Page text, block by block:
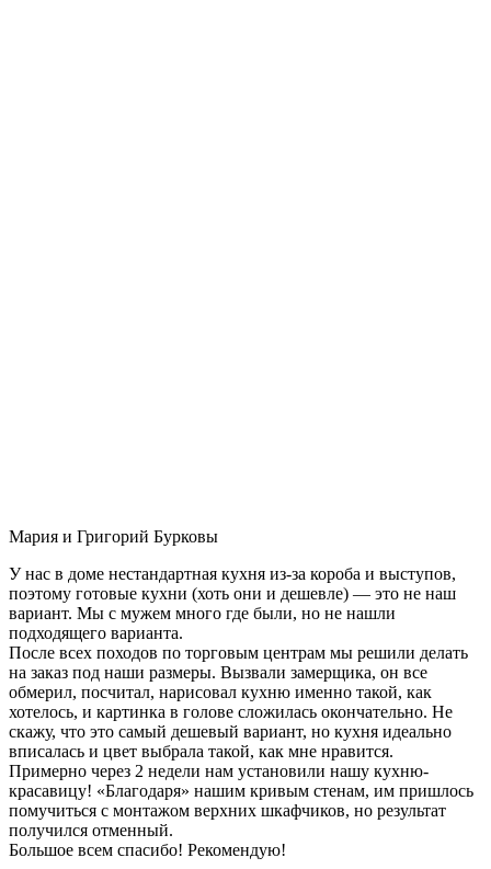
Мария и Григорий Бурковы
У нас в доме нестандартная кухня из-за короба и выступов,
поэтому готовые кухни (хоть они и дешевле) — это не наш
вариант. Мы с мужем много где были, но не нашли
подходящего варианта.
После всех походов по торговым центрам мы решили делать
на заказ под наши размеры. Вызвали замерщика, он все
обмерил, посчитал, нарисовал кухню именно такой, как
хотелось, и картинка в голове сложилась окончательно. Не
скажу, что это самый дешевый вариант, но кухня идеально
вписалась и цвет выбрала такой, как мне нравится.
Примерно через 2 недели нам установили нашу кухню-
красавицу! «Благодаря» нашим кривым стенам, им пришлось
помучиться с монтажом верхних шкафчиков, но результат
получился отменный.
Большое всем спасибо! Рекомендую!